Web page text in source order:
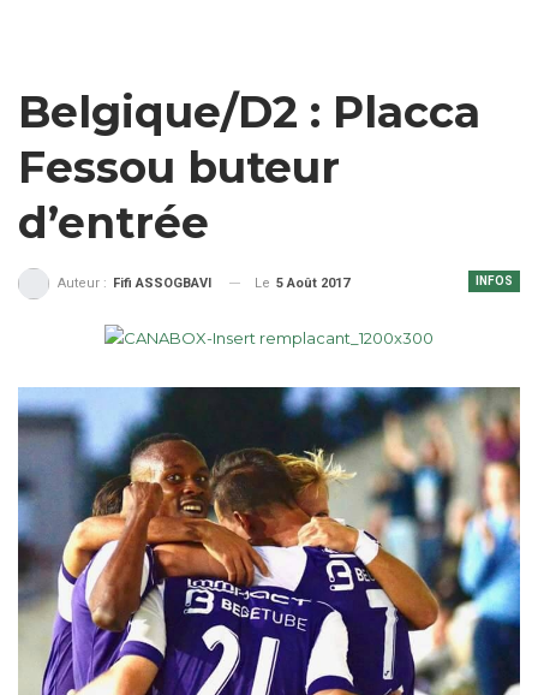
Belgique/D2 : Placca
Fessou buteur
d’entrée
INFOS
Auteur : Fifi ASSOGBAVI Le 5 Août 2017